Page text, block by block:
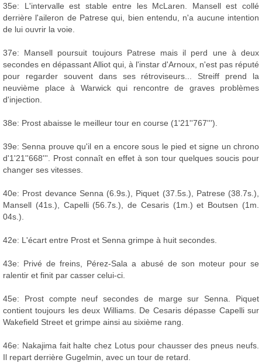
35e: L'intervalle est stable entre les McLaren. Mansell est collé
derrière l'aileron de Patrese qui, bien entendu, n'a aucune intention
de lui ouvrir la voie.
37e: Mansell poursuit toujours Patrese mais il perd une à deux
secondes en dépassant Alliot qui, à l'instar d'Arnoux, n'est pas réputé
pour regarder souvent dans ses rétroviseurs... Streiff prend la
neuvième place à Warwick qui rencontre de graves problèmes
d'injection.
38e: Prost abaisse le meilleur tour en course (1'21''767''').
39e: Senna prouve qu'il en a encore sous le pied et signe un chrono
d'1'21''668'''. Prost connaît en effet à son tour quelques soucis pour
changer ses vitesses.
40e: Prost devance Senna (6.9s.), Piquet (37.5s.), Patrese (38.7s.),
Mansell (41s.), Capelli (56.7s.), de Cesaris (1m.) et Boutsen (1m.
04s.).
42e: L'écart entre Prost et Senna grimpe à huit secondes.
43e: Privé de freins, Pérez-Sala a abusé de son moteur pour se
ralentir et finit par casser celui-ci.
45e: Prost compte neuf secondes de marge sur Senna. Piquet
contient toujours les deux Williams. De Cesaris dépasse Capelli sur
Wakefield Street et grimpe ainsi au sixième rang.
46e: Nakajima fait halte chez Lotus pour chausser des pneus neufs.
Il repart derrière Gugelmin, avec un tour de retard.